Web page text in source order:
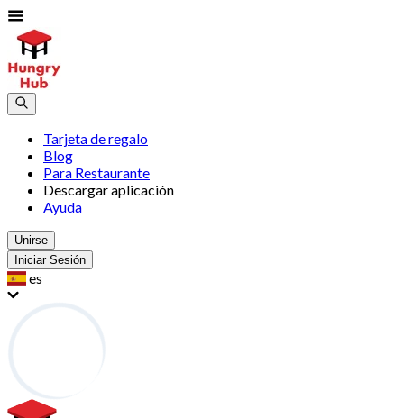
Tarjeta de regalo
Blog
Para Restaurante
Descargar aplicación
Ayuda
Unirse
Iniciar Sesión
es